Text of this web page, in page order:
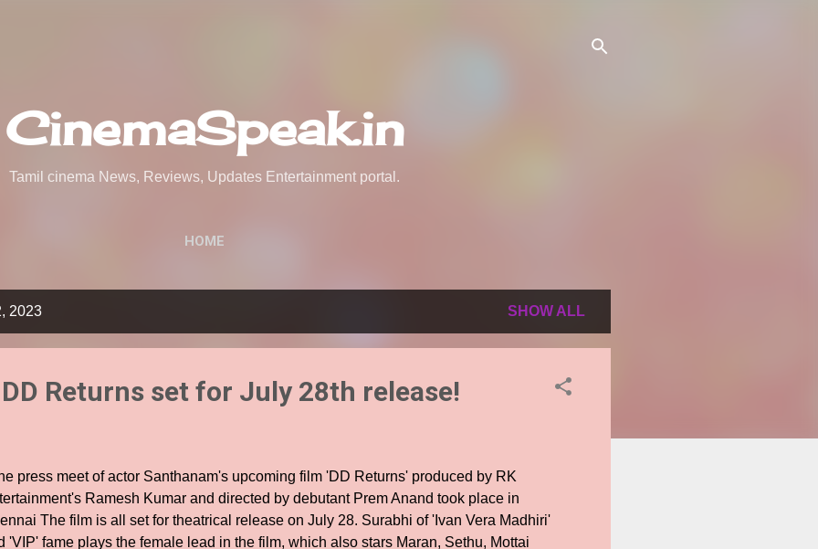
CinemaSpeak.in
Tamil cinema News, Reviews, Updates Entertainment portal.
HOME
2023 SHOW ALL
Returns set for July 28th release!
press meet of actor Santhanam's upcoming film 'DD Returns' produced by RK
Ramesh Kumar and directed by debutant Prem Anand took place in
The film is all set for theatrical release on July 28. Surabhi of 'Ivan Vera Madhiri'
'VIP' fame plays the female lead in the film, which also stars Maran, Sethu, Mottai